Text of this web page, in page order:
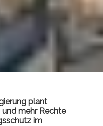
plant
mehr Rechte
im